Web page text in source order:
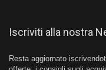
Iscriviti alla nostra
Resta aggiornato